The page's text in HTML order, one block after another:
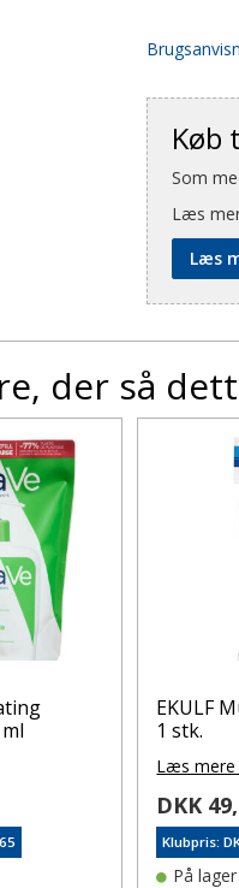
Køb
Som
Læs
Læs
der så
EKULF
1 stk.
Læs mere
DKK
Klubpris:
På lager